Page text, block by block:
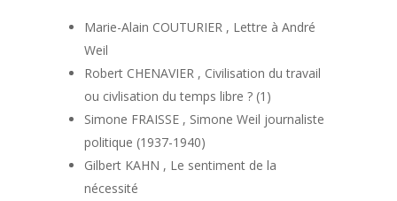
Marie-Alain COUTURIER , Lettre à André
Weil
Robert CHENAVIER , Civilisation du travail
ou civlisation du temps libre ? (1)
Simone FRAISSE , Simone Weil journaliste
politique (1937-1940)
Gilbert KAHN , Le sentiment de la
nécessité